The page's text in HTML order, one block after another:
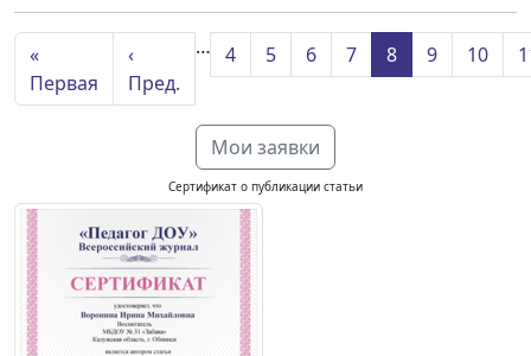
«
Первая
‹
Пред.
… 4 5 6 7 8 9 10
Мои заявки
Сертификат о публикации статьи